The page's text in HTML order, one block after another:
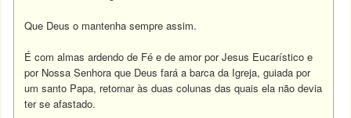
Que Deus o mantenha sempre assim.
É com almas ardendo de Fé e de amor por Jesus Eucarístico e
por Nossa Senhora que Deus fará a barca da Igreja, guiada por
um santo Papa, retornar às duas colunas das quais ela não devia
ter se afastado.